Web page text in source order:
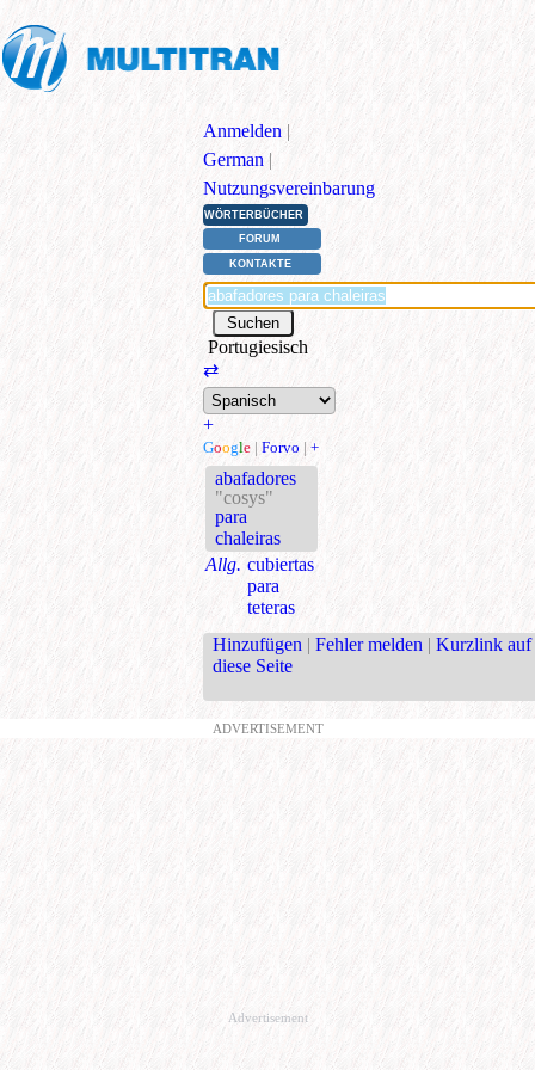
Anmelden |
German |
Nutzungsvereinbarung
WÖRTERBÜCHER
FORUM
KONTAKTE
Portugiesisch
⇄
+
Google | Forvo | +
abafadores
"cosys"
para
chaleiras
Allg. cubiertas
para
teteras
Hinzufügen | Fehler melden | Kurzlink auf
diese Seite
ADVERTISEMENT
Advertisement